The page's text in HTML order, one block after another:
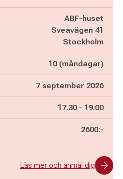
ABF-huset
Sveavägen 41
Stockholm
10 (måndagar)
7 september 2026
Pågår mellan
17.30 - och
19.00
2600:-
Läs mer och anmäl dig